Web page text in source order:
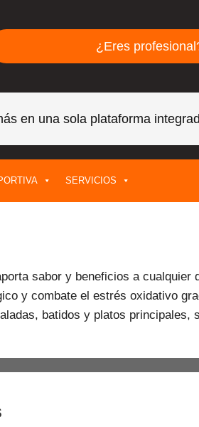
¿Eres
en una sola plataforma
SERVICIOS
sabor y beneficios a cualquier
y combate el estrés oxidativo
batidos y platos principales,